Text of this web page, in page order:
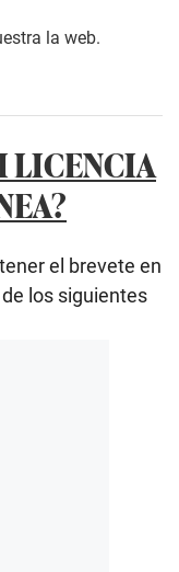
la web.
LICENCIA
el brevete en
los siguientes